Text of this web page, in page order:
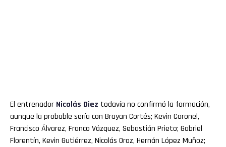
El entrenador Nicolás Diez todavía no confirmó la formación,
aunque la probable sería con Brayan Cortés; Kevin Coronel,
Francisco Álvarez, Franco Vázquez, Sebastián Prieto; Gabriel
Florentín, Kevin Gutiérrez, Nicolás Oroz, Hernán López Muñoz;